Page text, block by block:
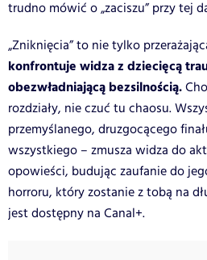
trudno mówić o „zaciszu” przy tej
„Zniknięcia” to nie tylko
konfrontuje widza z dziecięcą
obezwładniającą bezsilnością.
rozdziały, nie czuć tu chaosu.
przemyślanego, druzgocącego
wszystkiego – zmusza widza do
opowieści, budując zaufanie do
horroru, który zostanie z tobą na
jest dostępny na Canal+.